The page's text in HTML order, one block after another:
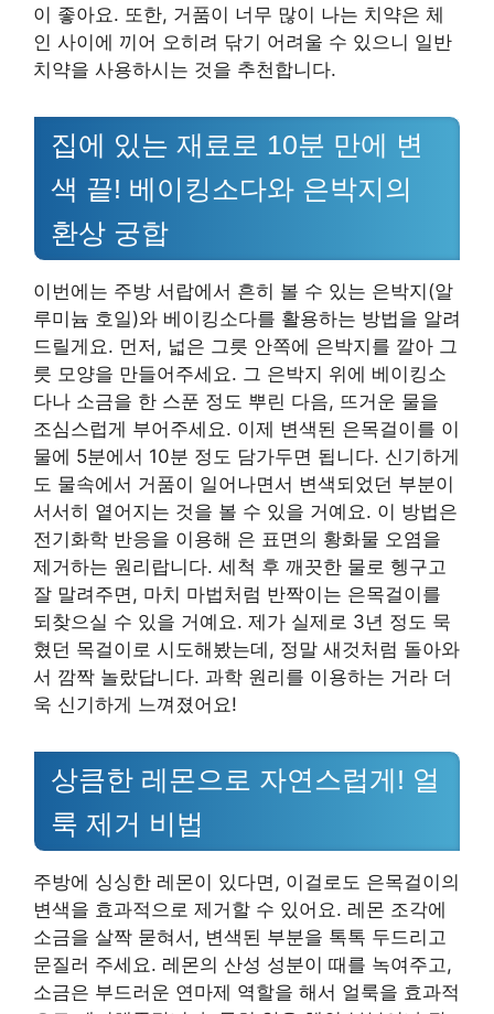
이 좋아요. 또한, 거품이 너무 많이 나는 치약은 체
인 사이에 끼어 오히려 닦기 어려울 수 있으니 일반
치약을 사용하시는 것을 추천합니다.
집에 있는 재료로 10분 만에 변
색 끝! 베이킹소다와 은박지의
환상 궁합
이번에는 주방 서랍에서 흔히 볼 수 있는 은박지(알
루미늄 호일)와 베이킹소다를 활용하는 방법을 알려
드릴게요. 먼저, 넓은 그릇 안쪽에 은박지를 깔아 그
릇 모양을 만들어주세요. 그 은박지 위에 베이킹소
다나 소금을 한 스푼 정도 뿌린 다음, 뜨거운 물을
조심스럽게 부어주세요. 이제 변색된 은목걸이를 이
물에 5분에서 10분 정도 담가두면 됩니다. 신기하게
도 물속에서 거품이 일어나면서 변색되었던 부분이
서서히 옅어지는 것을 볼 수 있을 거예요. 이 방법은
전기화학 반응을 이용해 은 표면의 황화물 오염을
제거하는 원리랍니다. 세척 후 깨끗한 물로 헹구고
잘 말려주면, 마치 마법처럼 반짝이는 은목걸이를
되찾으실 수 있을 거예요. 제가 실제로 3년 정도 묵
혔던 목걸이로 시도해봤는데, 정말 새것처럼 돌아와
서 깜짝 놀랐답니다. 과학 원리를 이용하는 거라 더
욱 신기하게 느껴졌어요!
상큼한 레몬으로 자연스럽게! 얼
룩 제거 비법
주방에 싱싱한 레몬이 있다면, 이걸로도 은목걸이의
변색을 효과적으로 제거할 수 있어요. 레몬 조각에
소금을 살짝 묻혀서, 변색된 부분을 톡톡 두드리고
문질러 주세요. 레몬의 산성 성분이 때를 녹여주고,
소금은 부드러운 연마제 역할을 해서 얼룩을 효과적